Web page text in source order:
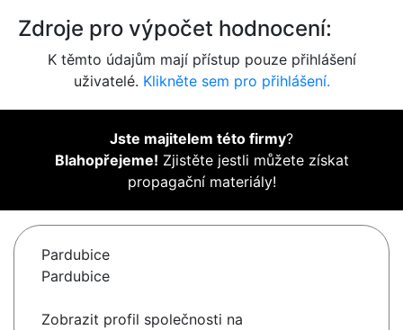
Zdroje pro výpočet hodnocení:
K těmto údajům mají přístup pouze přihlášení
uživatelé. Klikněte sem pro přihlášení.
Jste majitelem této firmy?
Blahopřejeme! Zjistěte jestli můžete získat
propagační materiály!
Pardubice
Pardubice
Zobrazit profil společnosti na